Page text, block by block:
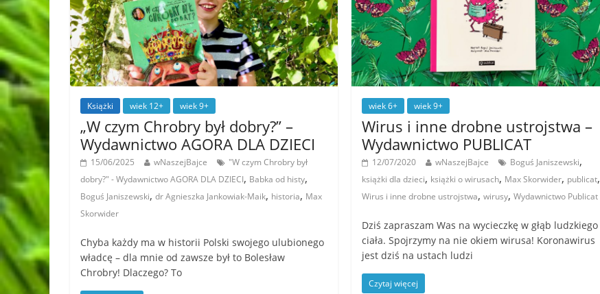
Książki wiek 12+ wiek 9+
„W czym Chrobry był dobry?” –
Wydawnictwo AGORA DLA DZIECI
15/06/2025 wNaszejBajce
"W czym Chrobry był
dobry?" - Wydawnictwo AGORA DLA DZIECI, Babka od histy,
Boguś Janiszewski, dr Agnieszka Jankowiak-Maik, historia, Max
Skorwider
Chyba każdy ma w historii Polski swojego ulubionego
władcę – dla mnie od zawsze był to Bolesław
Chrobry! Dlaczego? To
wiek 6+ wiek 9+
Wirus i inne drobne ustrojstwa –
Wydawnictwo PUBLICAT
12/07/2020 wNaszejBajce Boguś Janiszewski,
książki dla dzieci, książki o wirusach, Max Skorwider, publicat,
Wirus i inne drobne ustrojstwa,wirusy,Wydawnictwo Publicat
Dziś zapraszam Was na wycieczkę w głąb ludzkiego
ciała. Spojrzymy na nie okiem wirusa! Koronawirus
jest dziś na ustach ludzi
Czytaj więcej